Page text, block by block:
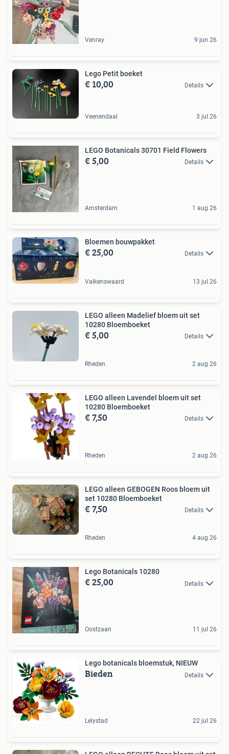
Venray 9 jun 26
Lego Petit boeket
€ 10,00 Details
Veenendaal 3 jul 26
LEGO Botanicals 30701 Field Flowers
€ 5,00 Details
Amsterdam 1 aug 26
Bloemen bouwpakket
€ 25,00 Details
Valkenswaard 13 jul 26
LEGO alleen Madelief bloem uit set
10280 Bloemboeket
€ 5,00 Details
Rheden 2 aug 26
LEGO alleen Lavendel bloem uit set
10280 Bloemboeket
€ 7,50 Details
Rheden 2 aug 26
LEGO alleen GEBOGEN Roos bloem uit
set 10280 Bloemboeket
€ 7,50 Details
Rheden 4 aug 26
Lego Botanicals 10280
€ 25,00 Details
Oostzaan 11 jul 26
Lego botanicals bloemstuk, NIEUW
Bieden Details
Lelystad 22 jul 26